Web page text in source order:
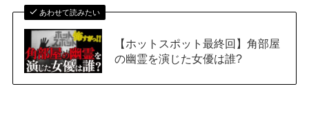
あわせて読みたい
【ホットスポット最終回】角部屋
の幽霊を演じた女優は誰?